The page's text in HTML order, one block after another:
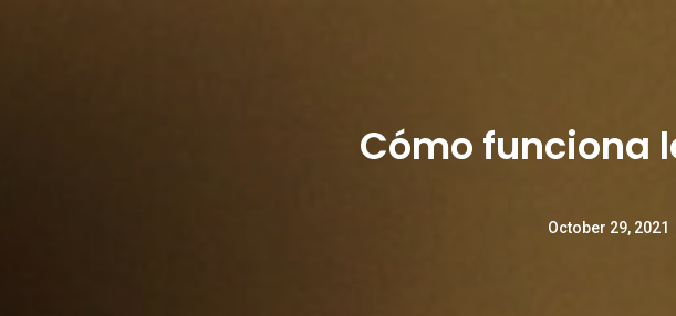
Cómo funciona
October 29, 2021